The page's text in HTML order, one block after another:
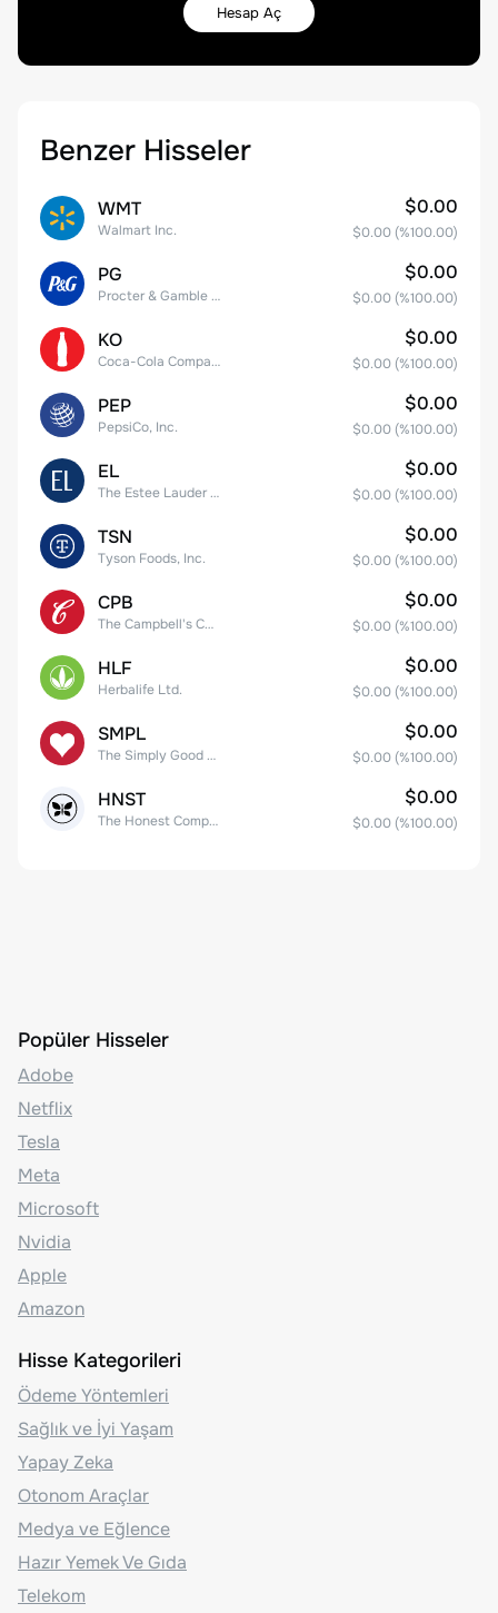
Hesap Aç
Benzer Hisseler
WMT
Walmart Inc.
$0.00
$0.00 (%100.00)
PG
Procter & Gamble Company
$0.00
$0.00 (%100.00)
KO
Coca-Cola Company
$0.00
$0.00 (%100.00)
PEP
PepsiCo, Inc.
$0.00
$0.00 (%100.00)
EL
The Estee Lauder Companies Inc. Class A
$0.00
$0.00 (%100.00)
TSN
Tyson Foods, Inc.
$0.00
$0.00 (%100.00)
CPB
The Campbell's Company Common Stock
$0.00
$0.00 (%100.00)
HLF
Herbalife Ltd.
$0.00
$0.00 (%100.00)
SMPL
The Simply Good Foods Company Common Stock
$0.00
$0.00 (%100.00)
HNST
The Honest Company, Inc. Common Stock
$0.00
$0.00 (%100.00)
Popüler Hisseler
Adobe
Netflix
Tesla
Meta
Microsoft
Nvidia
Apple
Amazon
Hisse Kategorileri
Ödeme Yöntemleri
Sağlık ve İyi Yaşam
Yapay Zeka
Otonom Araçlar
Medya ve Eğlence
Hazır Yemek Ve Gıda
Telekom